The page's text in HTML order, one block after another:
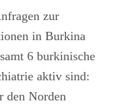
zur
in Burkina
6 burkinische
aktiv sind:
den Norden